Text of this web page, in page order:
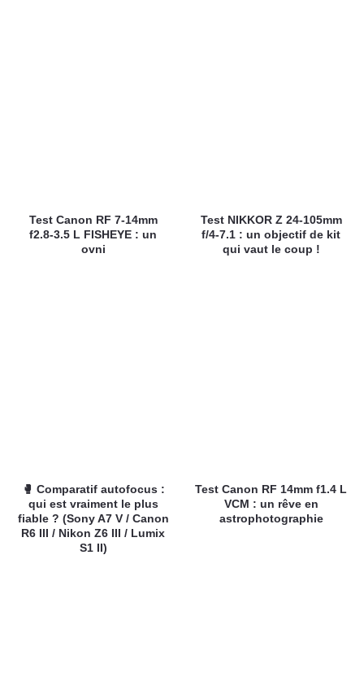
Test Canon RF 7-14mm
f2.8-3.5 L FISHEYE : un
ovni
Test NIKKOR Z 24-105mm
f/4-7.1 : un objectif de kit
qui vaut le coup !
🥊 Comparatif autofocus :
qui est vraiment le plus
fiable ? (Sony A7 V / Canon
R6 III / Nikon Z6 III / Lumix
S1 II)
Test Canon RF 14mm f1.4 L
VCM : un rêve en
astrophotographie